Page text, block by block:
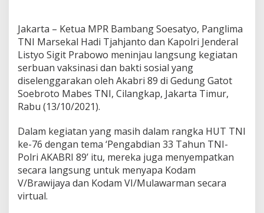
e
r
g
i
W
u
j
u
a
n
T
a
r
g
Jakarta – Ketua MPR Bambang Soesatyo, Panglima
TNI Marsekal Hadi Tjahjanto dan Kapolri Jenderal
Listyo Sigit Prabowo meninjau langsung kegiatan
serbuan vaksinasi dan bakti sosial yang
diselenggarakan oleh Akabri 89 di Gedung Gatot
Soebroto Mabes TNI, Cilangkap, Jakarta Timur,
Rabu (13/10/2021).
Dalam kegiatan yang masih dalam rangka HUT TNI
ke-76 dengan tema ‘Pengabdian 33 Tahun TNI-
Polri AKABRI 89’ itu, mereka juga menyempatkan
secara langsung untuk menyapa Kodam
V/Brawijaya dan Kodam VI/Mulawarman secara
virtual.